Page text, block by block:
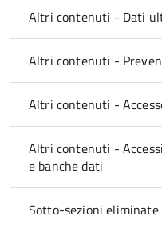
Altri contenuti - Dati
Altri contenuti -
Altri contenuti -
Altri contenuti -
e banche dati
Sotto-sezioni